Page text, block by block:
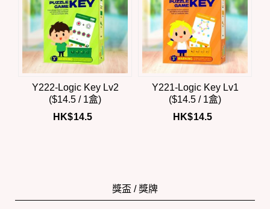
Y222-Logic Key Lv2
($14.5 / 1盒)
HK$14.5
Y221-Logic Key Lv1
($14.5 / 1盒)
HK$14.5
獎盃 / 獎牌